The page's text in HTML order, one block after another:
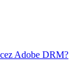
Adobe DRM?